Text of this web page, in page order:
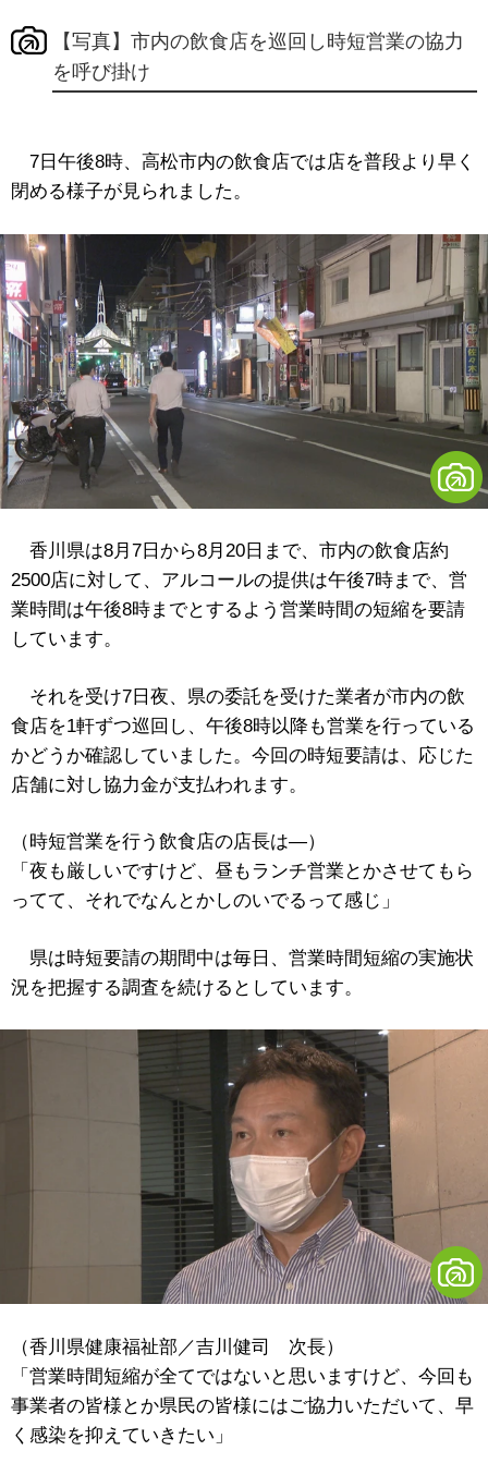
【写真】市内の飲食店を巡回し時短営業の協力
を呼び掛け
7日午後8時、高松市内の飲食店では店を普段より早く
閉める様子が見られました。
香川県は8月7日から8月20日まで、市内の飲食店約
2500店に対して、アルコールの提供は午後7時まで、営
業時間は午後8時までとするよう営業時間の短縮を要請
しています。
それを受け7日夜、県の委託を受けた業者が市内の飲
食店を1軒ずつ巡回し、午後8時以降も営業を行っている
かどうか確認していました。今回の時短要請は、応じた
店舗に対し協力金が支払われます。
（時短営業を行う飲食店の店長は―）
「夜も厳しいですけど、昼もランチ営業とかさせてもら
ってて、それでなんとかしのいでるって感じ」
県は時短要請の期間中は毎日、営業時間短縮の実施状
況を把握する調査を続けるとしています。
（香川県健康福祉部／吉川健司 次長）
「営業時間短縮が全てではないと思いますけど、今回も
事業者の皆様とか県民の皆様にはご協力いただいて、早
く感染を抑えていきたい」